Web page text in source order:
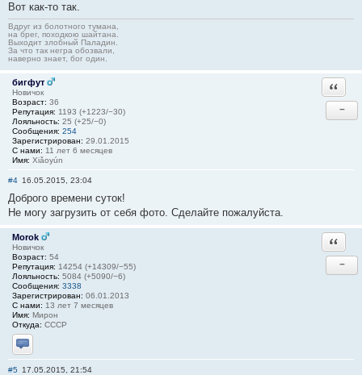
Вот как-то так.
Вдруг из болотного тумана,
на брег, походкою шайтана.
Выходит злобный Паладин.
За что так негра обозвали,
наверно знает, бог один.
бигфут
Новичок
Возраст: 36
Репутация: 1193 (+1223/−30)
Лояльность: 25 (+25/−0)
Сообщения: 254
Зарегистрирован: 29.01.2015
С нами: 11 лет 6 месяцев
Имя: Xiǎoyún
−
#4 16.05.2015, 23:04
Доброго времени суток!
Не могу загрузить от себя фото. Сделайте пожалуйста.
Morok
Новичок
Возраст: 54
Репутация: 14254 (+14309/−55)
Лояльность: 5084 (+5090/−6)
Сообщения: 3338
Зарегистрирован: 06.01.2013
С нами: 13 лет 7 месяцев
Имя: Мирон
Откуда: СССР
Отправить личное сообщение
−
#5 17.05.2015, 21:54